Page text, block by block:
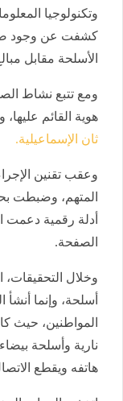
وتكنولوجيا
كشفت عن وجود
الأسلحة مقابل
ومع تتبع نشاط
هوية القائم
ثان الإسماعيلية.
وعقب تقنين
المتهم، وضبطت
أدلة رقمية دعمت
الصفحة.
وخلال التحقيقات،
أسلحة، وإنما
المواطنين، حيث
نارية وأسلحة
هاتفه ويقطع